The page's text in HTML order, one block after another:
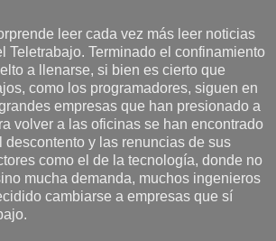
leer cada vez más leer noticias
Teletrabajo. Terminado el confinamiento
a llenarse, si bien es cierto que
como los programadores, siguen en
empresas que han presionado a
volver a las oficinas se han encontrado
descontento y las renuncias de sus
como el de la tecnología, donde no
mucha demanda, muchos ingenieros
cambiarse a empresas que sí